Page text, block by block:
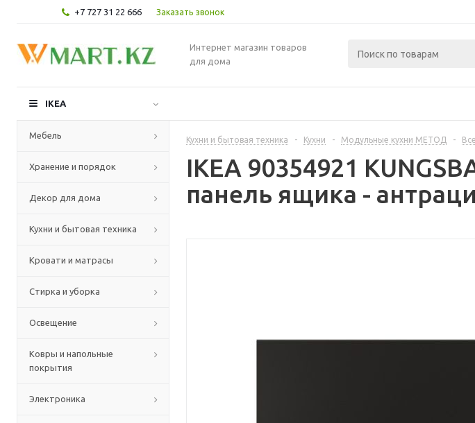
+7 727 31 22 666 Заказать звонок
Интернет магазин товаров
для дома
IKEA
Мебель
Хранение и порядок
Декор для дома
Кухни и бытовая техника
Кровати и матрасы
Стирка и уборка
Освещение
Ковры и напольные
покрытия
Электроника
Кухни и бытовая техника - Кухни - Модульные кухни МЕТОД -
IKEA 90354921
панель ящика -